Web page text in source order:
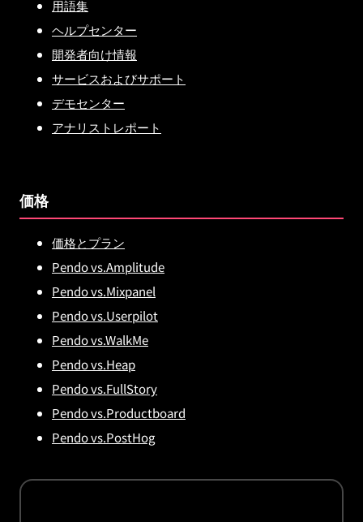
用語集
ヘルプセンター
開発者向け情報
サービスおよびサポート
デモセンター
アナリストレポート
価格
価格とプラン
Pendo vs.Amplitude
Pendo vs.Mixpanel
Pendo vs.Userpilot
Pendo vs.WalkMe
Pendo vs.Heap
Pendo vs.FullStory
Pendo vs.Productboard
Pendo vs.PostHog